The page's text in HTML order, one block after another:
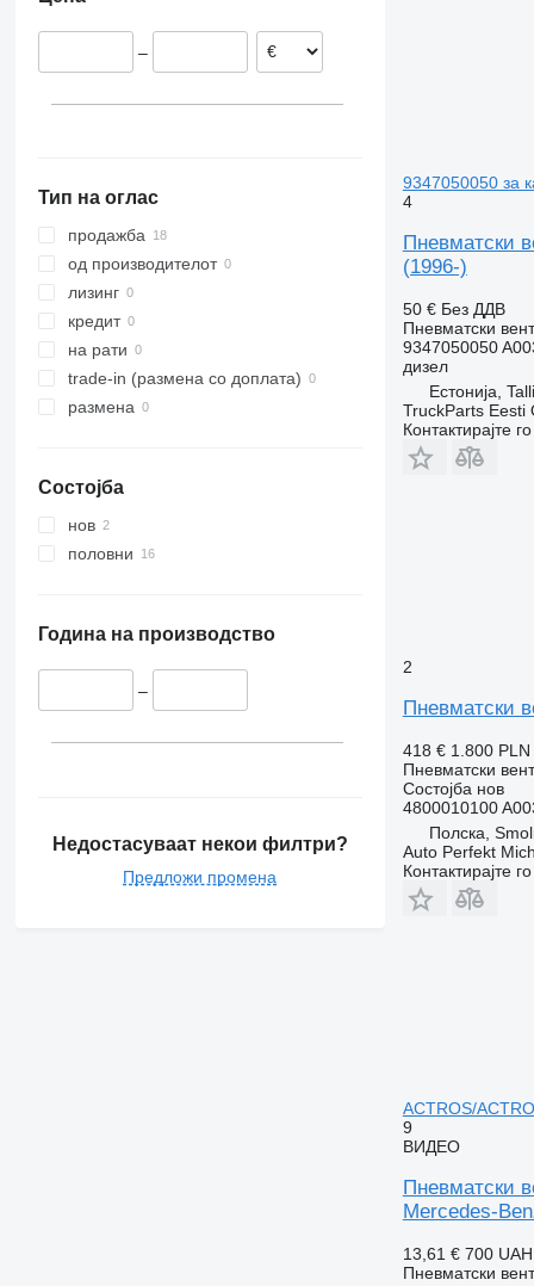
–
Тип на оглас
продажба
од производителот
лизинг
кредит
на рати
trade-in (размена со доплата)
размена
Состојба
нов
половни
Година на производство
–
Недостасуваат некои филтри?
Предложи промена
9347050050 за
4
Пневматски
(1996-)
50 € Без ДДВ
Пневматски
9347050050
дизел
Естонија,
TruckParts Eesti
Контактирајте
2
Пневматски
418 € 1.800 PLN
Пневматски
Состојба нов
4800010100
Полска,
Auto Perfekt
Контактирајте
ACTROS/
9
ВИДЕО
Пневматски
Mercedes-
13,61 € 700 UAH
Пневматски